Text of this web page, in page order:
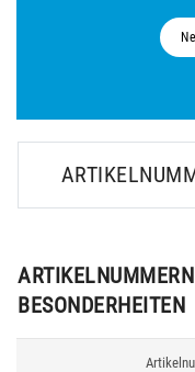
BESONDERHEITEN